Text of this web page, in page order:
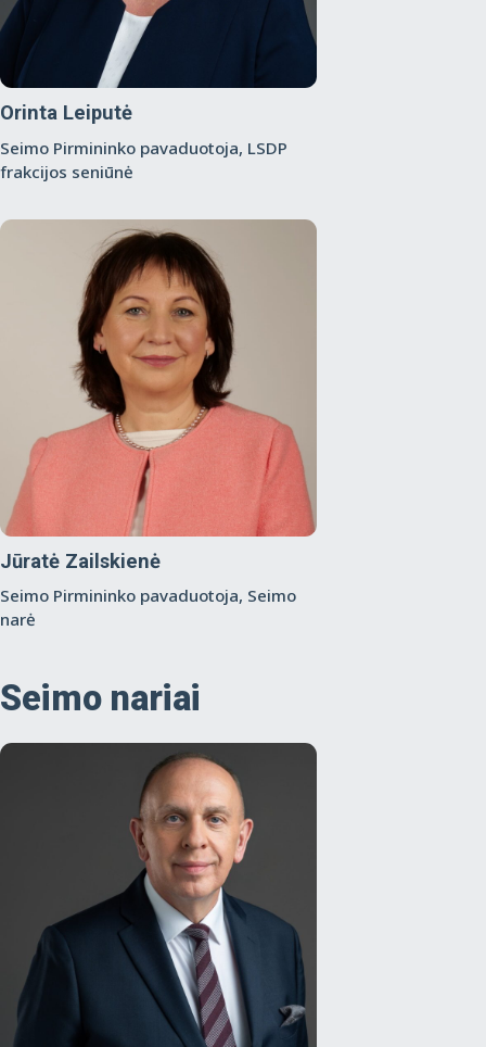
Orinta Leiputė
Seimo Pirmininko pavaduotoja, LSDP
frakcijos seniūnė
Jūratė Zailskienė
Seimo Pirmininko pavaduotoja, Seimo
narė
Seimo nariai